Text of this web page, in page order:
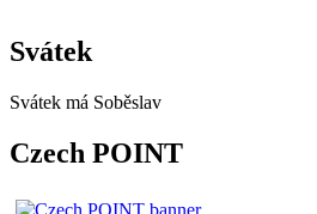
Svátek
Svátek má Soběslav
Czech POINT